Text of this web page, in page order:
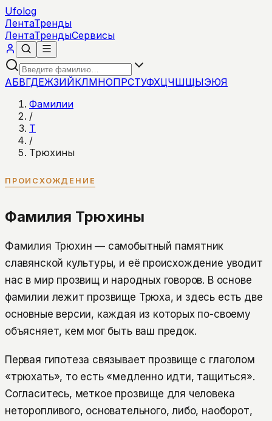
Ufolog
ЛентаТренды
ЛентаТрендыСервисы
АБВГДЕЖЗИЙКЛМНОПРСТУФХЦЧШЩЫЭЮЯ
Фамилии
/
Т
/
Трюхины
ПРОИСХОЖДЕНИЕ
Фамилия Трюхины
Фамилия Трюхин — самобытный памятник
славянской культуры, и её происхождение уводит
нас в мир прозвищ и народных говоров. В основе
фамилии лежит прозвище Трюха, и здесь есть две
основные версии, каждая из которых по-своему
объясняет, кем мог быть ваш предок.
Первая гипотеза связывает прозвище с глаголом
«трюхать», то есть «медленно идти, тащиться».
Согласитесь, меткое прозвище для человека
неторопливого, основательного, либо, наоборот,